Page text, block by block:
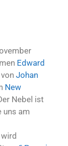
Edward
Johan
New
Nebel ist
uns am